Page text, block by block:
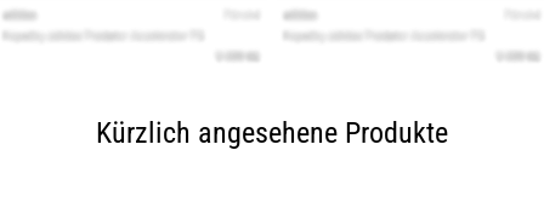
Kürzlich angesehene Produkte